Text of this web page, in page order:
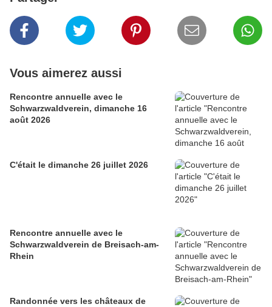
Vous aimerez aussi
Rencontre annuelle avec le
Schwarzwaldverein, dimanche 16
août 2026
C'était le dimanche 26 juillet 2026
Rencontre annuelle avec le
Schwarzwaldverein de Breisach-am-
Rhein
Randonnée vers les châteaux de